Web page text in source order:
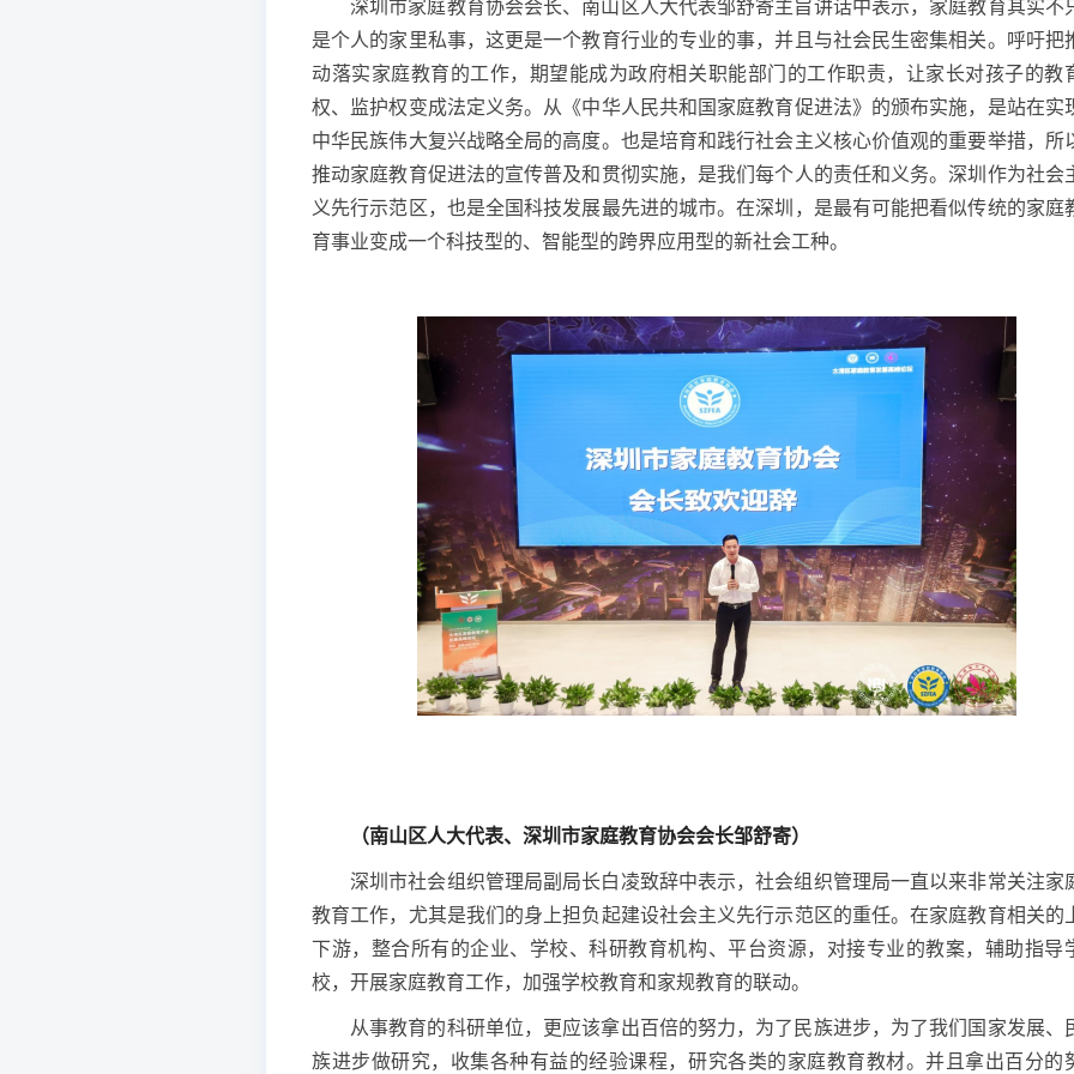
深圳市家庭教育协会会长、南山区人大代表邹舒寄主旨讲话中表示，家庭教育其实不
是个人的家里私事，这更是一个教育行业的专业的事，并且与社会民生密集相关。呼吁把
动落实家庭教育的工作，期望能成为政府相关职能部门的工作职责，让家长对孩子的教
权、监护权变成法定义务。从《中华人民共和国家庭教育促进法》的颁布实施，是站在实
中华民族伟大复兴战略全局的高度。也是培育和践行社会主义核心价值观的重要举措，所
推动家庭教育促进法的宣传普及和贯彻实施，是我们每个人的责任和义务。深圳作为社会
义先行示范区，也是全国科技发展最先进的城市。在深圳，是最有可能把看似传统的家庭
育事业变成一个科技型的、智能型的跨界应用型的新社会工种。
（南山区人大代表、深圳市家庭教育协会会长邹舒寄）
深圳市社会组织管理局副局长白凌致辞中表示，社会组织管理局一直以来非常关注家
教育工作，尤其是我们的身上担负起建设社会主义先行示范区的重任。在家庭教育相关的
下游，整合所有的企业、学校、科研教育机构、平台资源，对接专业的教案，辅助指导
校，开展家庭教育工作，加强学校教育和家规教育的联动。
从事教育的科研单位，更应该拿出百倍的努力，为了民族进步，为了我们国家发展、
族进步做研究，收集各种有益的经验课程，研究各类的家庭教育教材。并且拿出百分的